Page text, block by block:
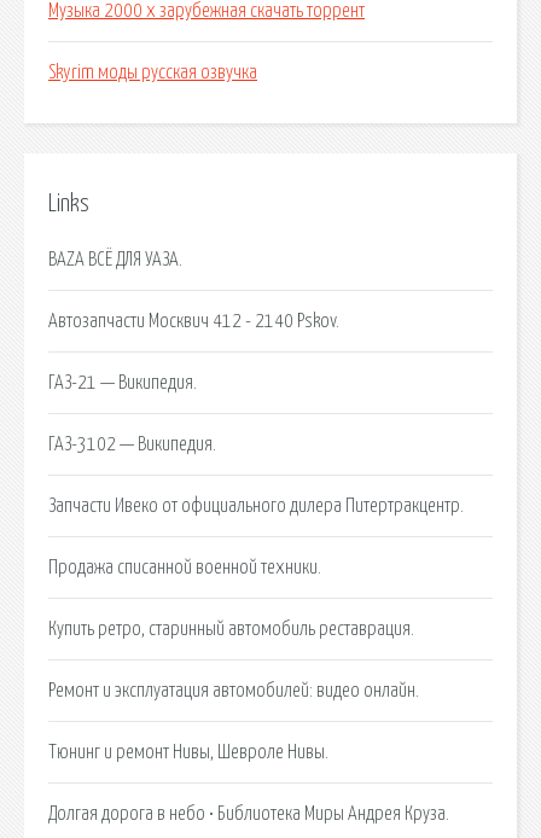
Музыка 2000 х зарубежная скачать торрент
Skyrim моды русская озвучка
Links
BAZA ВСЁ ДЛЯ УАЗА.
Автозапчасти Москвич 412 - 2140 Pskov.
ГАЗ-21 — Википедия.
ГАЗ-3102 — Википедия.
Запчасти Ивеко от официального дилера Питертракцентр.
Продажа списанной военной техники.
Купить ретро, старинный автомобиль реставрация.
Ремонт и эксплуатация автомобилей: видео онлайн.
Тюнинг и ремонт Нивы, Шевроле Нивы.
Долгая дорога в небо • Библиотека Миры Андрея Круза.